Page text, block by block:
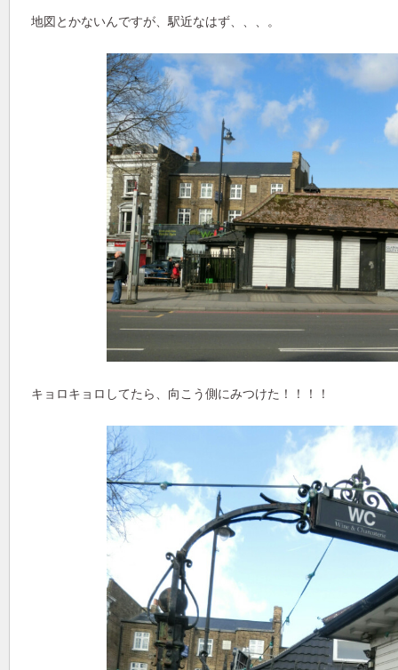
地図とかないんですが、駅近なはず、、、。
キョロキョロしてたら、向こう側にみつけた！！！！